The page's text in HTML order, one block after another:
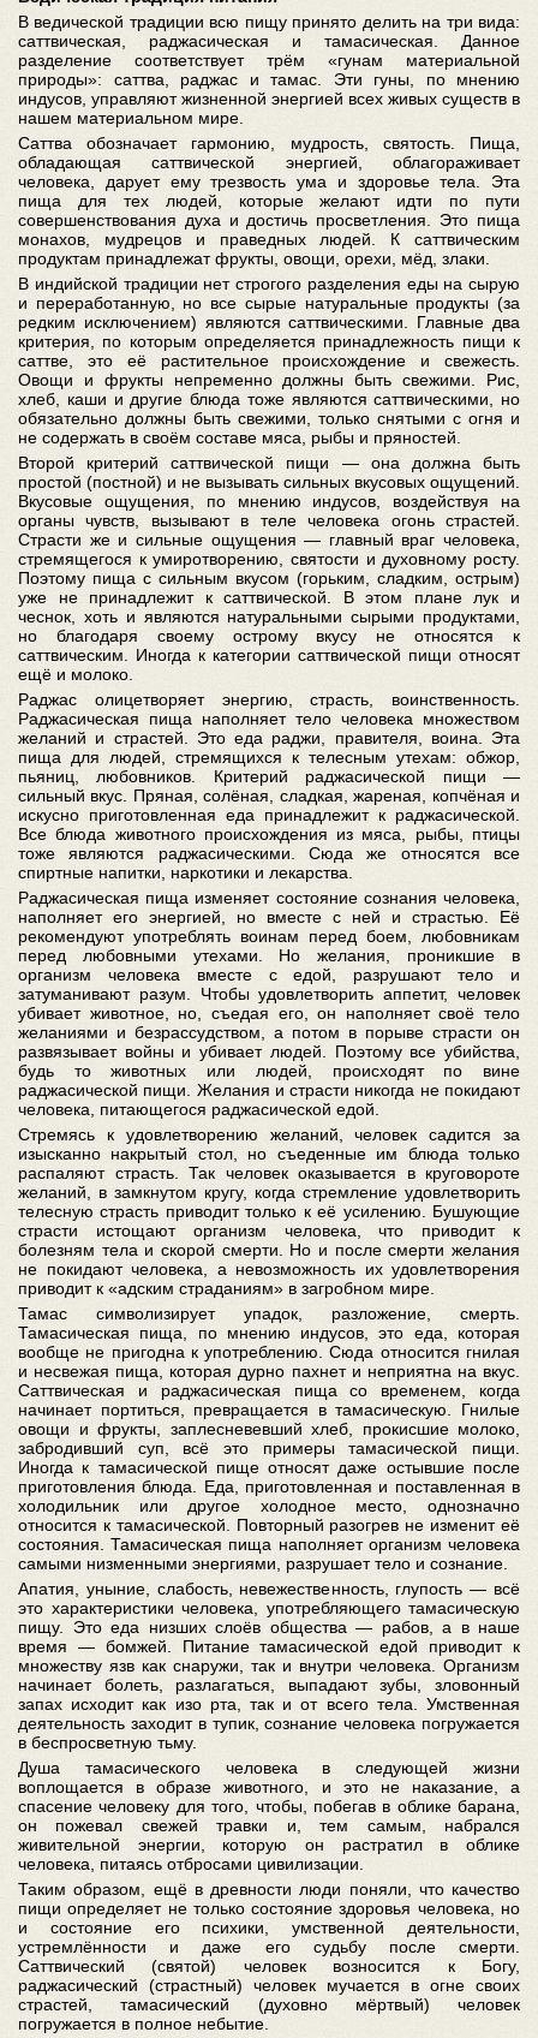
В ведической традиции всю пищу принято делить на три вида:
саттвическая, раджасическая и тамасическая. Данное
разделение соответствует трём «гунам материальной
природы»: саттва, раджас и тамас. Эти гуны, по мнению
индусов, управляют жизненной энергией всех живых существ в
нашем материальном мире.
Саттва обозначает гармонию, мудрость, святость. Пища,
обладающая саттвической энергией, облагораживает
человека, дарует ему трезвость ума и здоровье тела. Эта
пища для тех людей, которые желают идти по пути
совершенствования духа и достичь просветления. Это пища
монахов, мудрецов и праведных людей. К саттвическим
продуктам принадлежат фрукты, овощи, орехи, мёд, злаки.
В индийской традиции нет строгого разделения еды на сырую
и переработанную, но все сырые натуральные продукты (за
редким исключением) являются саттвическими. Главные два
критерия, по которым определяется принадлежность пищи к
саттве, это её растительное происхождение и свежесть.
Овощи и фрукты непременно должны быть свежими. Рис,
хлеб, каши и другие блюда тоже являются саттвическими, но
обязательно должны быть свежими, только снятыми с огня и
не содержать в своём составе мяса, рыбы и пряностей.
Второй критерий саттвической пищи — она должна быть
простой (постной) и не вызывать сильных вкусовых ощущений.
Вкусовые ощущения, по мнению индусов, воздействуя на
органы чувств, вызывают в теле человека огонь страстей.
Страсти же и сильные ощущения — главный враг человека,
стремящегося к умиротворению, святости и духовному росту.
Поэтому пища с сильным вкусом (горьким, сладким, острым)
уже не принадлежит к саттвической. В этом плане лук и
чеснок, хоть и являются натуральными сырыми продуктами,
но благодаря своему острому вкусу не относятся к
саттвическим. Иногда к категории саттвической пищи относят
ещё и молоко.
Раджас олицетворяет энергию, страсть, воинственность.
Раджасическая пища наполняет тело человека множеством
желаний и страстей. Это еда раджи, правителя, воина. Эта
пища для людей, стремящихся к телесным утехам: обжор,
пьяниц, любовников. Критерий раджасической пищи —
сильный вкус. Пряная, солёная, сладкая, жареная, копчёная и
искусно приготовленная еда принадлежит к раджасической.
Все блюда животного происхождения из мяса, рыбы, птицы
тоже являются раджасическими. Сюда же относятся все
спиртные напитки, наркотики и лекарства.
Раджасическая пища изменяет состояние сознания человека,
наполняет его энергией, но вместе с ней и страстью. Её
рекомендуют употреблять воинам перед боем, любовникам
перед любовными утехами. Но желания, проникшие в
организм человека вместе с едой, разрушают тело и
затуманивают разум. Чтобы удовлетворить аппетит, человек
убивает животное, но, съедая его, он наполняет своё тело
желаниями и безрассудством, а потом в порыве страсти он
развязывает войны и убивает людей. Поэтому все убийства,
будь то животных или людей, происходят по вине
раджасической пищи. Желания и страсти никогда не покидают
человека, питающегося раджасической едой.
Стремясь к удовлетворению желаний, человек садится за
изысканно накрытый стол, но съеденные им блюда только
распаляют страсть. Так человек оказывается в круговороте
желаний, в замкнутом кругу, когда стремление удовлетворить
телесную страсть приводит только к её усилению. Бушующие
страсти истощают организм человека, что приводит к
болезням тела и скорой смерти. Но и после смерти желания
не покидают человека, а невозможность их удовлетворения
приводит к «адским страданиям» в загробном мире.
Тамас символизирует упадок, разложение, смерть.
Тамасическая пища, по мнению индусов, это еда, которая
вообще не пригодна к употреблению. Сюда относится гнилая
и несвежая пища, которая дурно пахнет и неприятна на вкус.
Саттвическая и раджасическая пища со временем, когда
начинает портиться, превращается в тамасическую. Гнилые
овощи и фрукты, заплесневевший хлеб, прокисшие молоко,
забродивший суп, всё это примеры тамасической пищи.
Иногда к тамасической пище относят даже остывшие после
приготовления блюда. Еда, приготовленная и поставленная в
холодильник или другое холодное место, однозначно
относится к тамасической. Повторный разогрев не изменит её
состояния. Тамасическая пища наполняет организм человека
самыми низменными энергиями, разрушает тело и сознание.
Апатия, уныние, слабость, невежественность, глупость — всё
это характеристики человека, употребляющего тамасическую
пищу. Это еда низших слоёв общества — рабов, а в наше
время — бомжей. Питание тамасической едой приводит к
множеству язв как снаружи, так и внутри человека. Организм
начинает болеть, разлагаться, выпадают зубы, зловонный
запах исходит как изо рта, так и от всего тела. Умственная
деятельность заходит в тупик, сознание человека погружается
в беспросветную тьму.
Душа тамасического человека в следующей жизни
воплощается в образе животного, и это не наказание, а
спасение человеку для того, чтобы, побегав в облике барана,
он пожевал свежей травки и, тем самым, набрался
живительной энергии, которую он растратил в облике
человека, питаясь отбросами цивилизации.
Таким образом, ещё в древности люди поняли, что качество
пищи определяет не только состояние здоровья человека, но
и состояние его психики, умственной деятельности,
устремлённости и даже его судьбу после смерти.
Саттвический (святой) человек возносится к Богу,
раджасический (страстный) человек мучается в огне своих
страстей, тамасический (духовно мёртвый) человек
погружается в полное небытие.